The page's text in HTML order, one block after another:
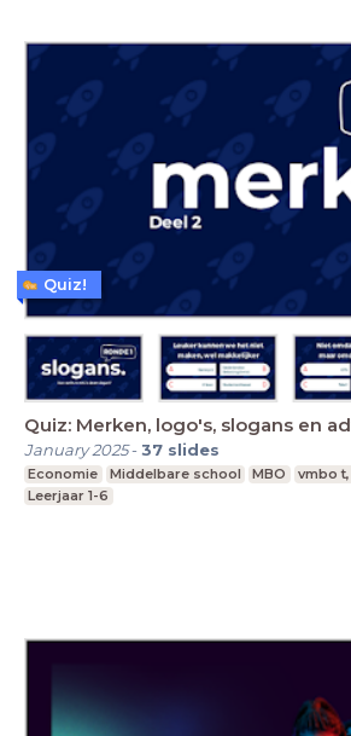
Quiz: Merken, logo's, slogans en
January 2025-37 slides
Economie Middelbare school MBO
vmbo
Leerjaar 1-6
Quiz!